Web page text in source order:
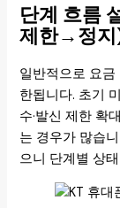
단계 흐름
제한→정
일반적으로 요
한됩니다. 초기
수·발신 제한 확
는 경우가 많습
으니 단계별 상